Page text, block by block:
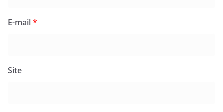
E-mail*
Site